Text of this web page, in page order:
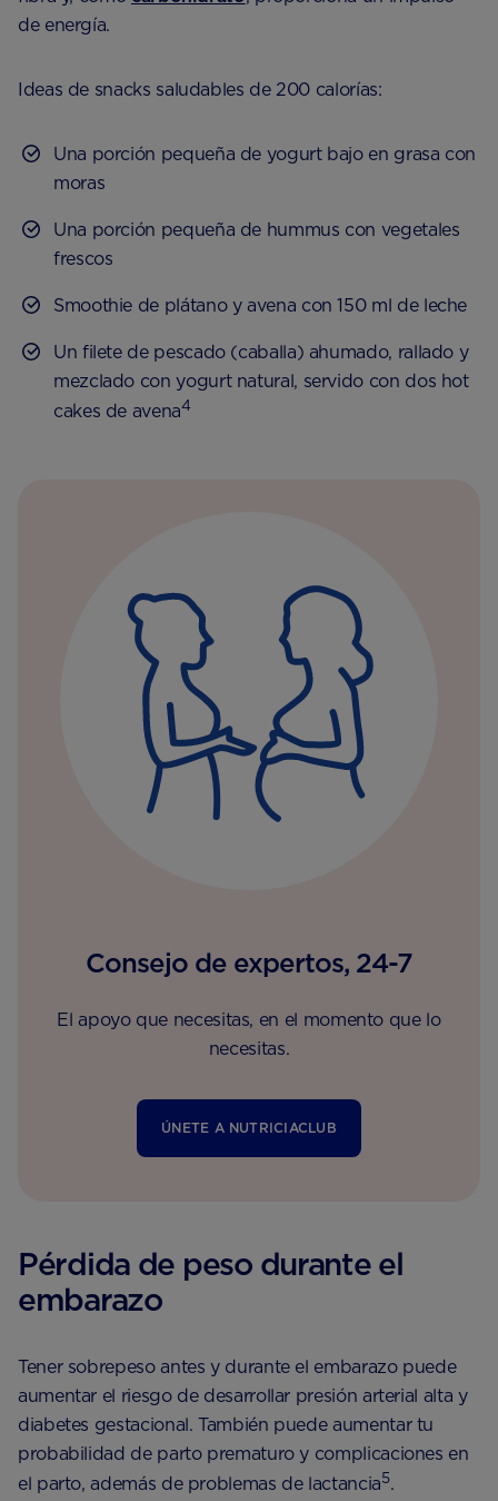
de energía.
Ideas de snacks saludables de 200 calorías:
Una porción pequeña de yogurt bajo en grasa con
moras
Una porción pequeña de hummus con vegetales
frescos
Smoothie de plátano y avena con 150 ml de leche
Un filete de pescado (caballa) ahumado, rallado y
mezclado con yogurt natural, servido con dos hot
cakes de avena4
Consejo de expertos, 24-7
El apoyo que necesitas, en el momento que lo
necesitas.
ÚNETE A NUTRICIACLUB
Pérdida de peso durante el
embarazo
Tener sobrepeso antes y durante el embarazo puede
aumentar el riesgo de desarrollar presión arterial alta y
diabetes gestacional. También puede aumentar tu
probabilidad de parto prematuro y complicaciones en
el parto, además de problemas de lactancia5.